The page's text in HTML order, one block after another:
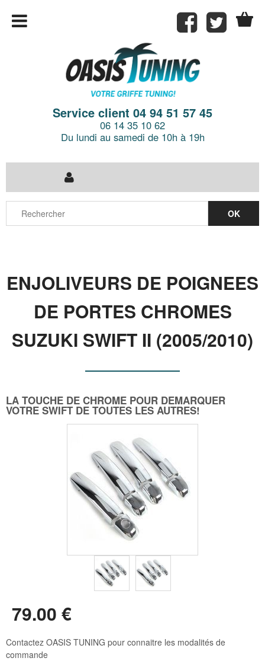
Service client 04 94 51 57 45
06 14 35 10 62
Du lundi au samedi de 10h à 19h
ENJOLIVEURS DE POIGNEES
DE PORTES CHROMES
SUZUKI SWIFT II (2005/2010)
LA TOUCHE DE CHROME POUR DEMARQUER
VOTRE SWIFT DE TOUTES LES AUTRES!
79.00 €
Contactez OASIS TUNING pour connaitre les modalités de
commande